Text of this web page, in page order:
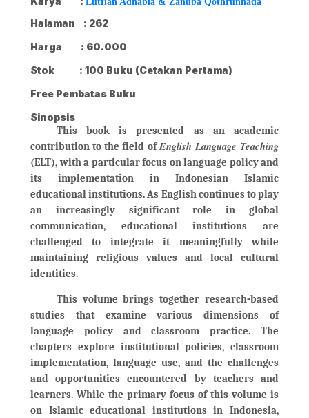
Halaman
: 262
Harga
: 60.000
Stok
: 100 Buku (Cetakan Pertama)
Free Pembatas Buku
Sinopsis
This book is presented as an academic
contribution to the field ofEnglish Language Teaching
(ELT), with a particular focus on language policy and
its implementation in Indonesian Islamic
educational institutions. As English continues to play
an increasingly significant role in global
communication, educational institutions are
challenged to integrate it meaningfully while
maintaining religious values and local cultural
identities.
This volume brings together research-based
studies that examine various dimensions of
language policy and classroom practice. The
chapters explore institutional policies, classroom
implementation, language use, and the challenges
and opportunities encountered by teachers and
learners. While the primary focus of this volume is
on Islamic educational institutions in Indonesia,